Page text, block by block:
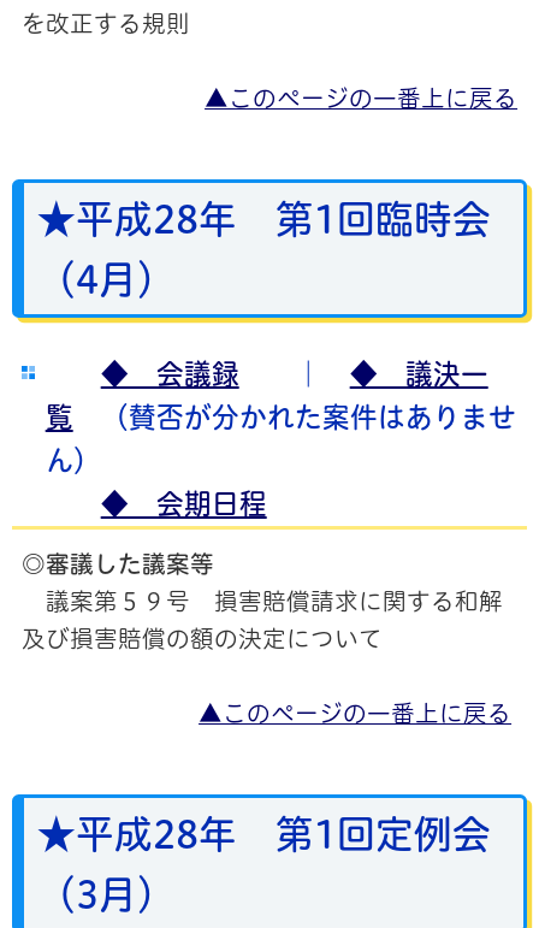
を改正する規則
▲このページの一番上に戻る
★平成28年 第1回臨時会
（4月）
◆ 会議録
◆ 議決一
覧 （賛否が分かれた案件はありませ
ん）
◆ 会期日程
◎審議した議案等
議案第５９号 損害賠償請求に関する和解
及び損害賠償の額の決定について
▲このページの一番上に戻る
★平成28年 第1回定例会
（3月）